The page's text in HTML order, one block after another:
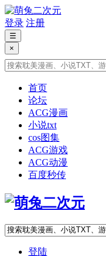
登录 注册
☰
×
首页
论坛
ACG漫画
小说txt
cos图集
ACG游戏
ACG动漫
百度秒传
登陆